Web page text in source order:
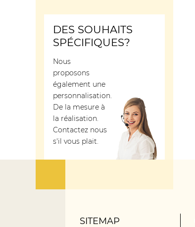
DES SOUHAITS
SPÉCIFIQUES?
Nous
proposons
également une
personnalisation.
De la mesure à
la réalisation.
Contactez nous
s'il vous plait.
SITEMAP